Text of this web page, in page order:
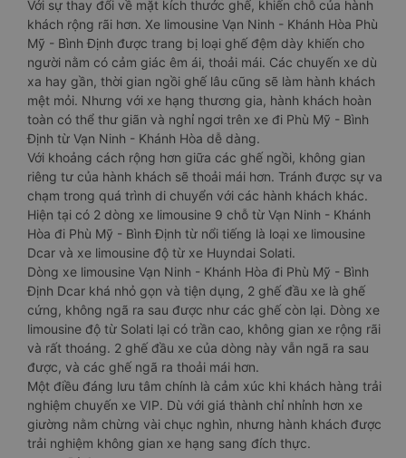
Với sự thay đổi về mặt kích thước ghế, khiến chỗ của hành
khách rộng rãi hơn. Xe limousine Vạn Ninh - Khánh Hòa Phù
Mỹ - Bình Định được trang bị loại ghế đệm dày khiến cho
người nằm có cảm giác êm ái, thoải mái. Các chuyến xe dù
xa hay gần, thời gian ngồi ghế lâu cũng sẽ làm hành khách
mệt mỏi. Nhưng với xe hạng thương gia, hành khách hoàn
toàn có thể thư giãn và nghỉ ngơi trên xe đi Phù Mỹ - Bình
Định từ Vạn Ninh - Khánh Hòa dễ dàng.
Với khoảng cách rộng hơn giữa các ghế ngồi, không gian
riêng tư của hành khách sẽ thoải mái hơn. Tránh được sự va
chạm trong quá trình di chuyển với các hành khách khác.
Hiện tại có 2 dòng xe limousine 9 chỗ từ Vạn Ninh - Khánh
Hòa đi Phù Mỹ - Bình Định từ nổi tiếng là loại xe limousine
Dcar và xe limousine độ từ xe Huyndai Solati.
Dòng xe limousine Vạn Ninh - Khánh Hòa đi Phù Mỹ - Bình
Định Dcar khá nhỏ gọn và tiện dụng, 2 ghế đầu xe là ghế
cứng, không ngã ra sau được như các ghế còn lại. Dòng xe
limousine độ từ Solati lại có trần cao, không gian xe rộng rãi
và rất thoáng. 2 ghế đầu xe của dòng này vẫn ngã ra sau
được, và các ghế ngã ra thoải mái hơn.
Một điều đáng lưu tâm chính là cảm xúc khi khách hàng trải
nghiệm chuyến xe VIP. Dù với giá thành chỉ nhỉnh hơn xe
giường nằm chừng vài chục nghìn, nhưng hành khách được
trải nghiệm không gian xe hạng sang đích thực.